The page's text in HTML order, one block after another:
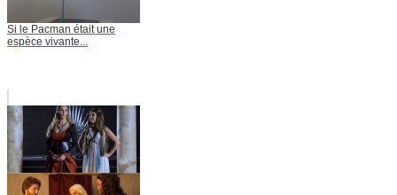
Si le Pacman était une
espèce vivante...